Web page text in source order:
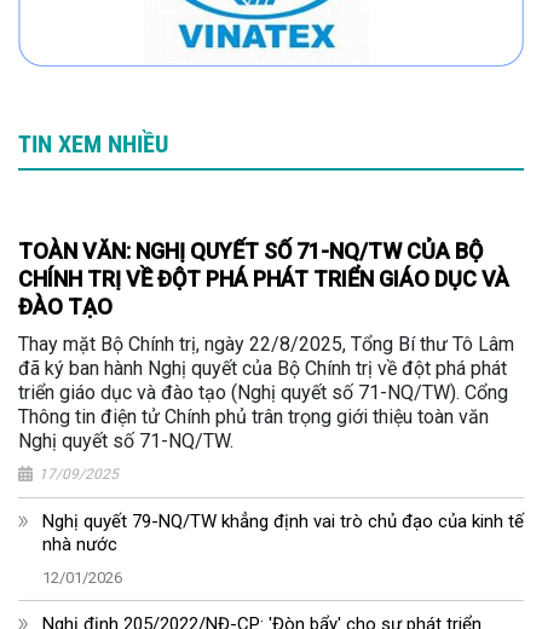
TIN XEM NHIỀU
TOÀN VĂN: NGHỊ QUYẾT SỐ 71-NQ/TW CỦA BỘ
CHÍNH TRỊ VỀ ĐỘT PHÁ PHÁT TRIỂN GIÁO DỤC VÀ
ĐÀO TẠO
Thay mặt Bộ Chính trị, ngày 22/8/2025, Tổng Bí thư Tô Lâm
đã ký ban hành Nghị quyết của Bộ Chính trị về đột phá phát
triển giáo dục và đào tạo (Nghị quyết số 71-NQ/TW). Cổng
Thông tin điện tử Chính phủ trân trọng giới thiệu toàn văn
Nghị quyết số 71-NQ/TW.
17/09/2025
Nghị quyết 79-NQ/TW khẳng định vai trò chủ đạo của kinh tế
nhà nước
12/01/2026
Nghị định 205/2022/NĐ-CP: 'Đòn bẩy' cho sự phát triển